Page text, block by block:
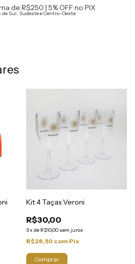
de R$250 | 5% OFF no PIX
de Sul, Sudeste e Centro-Oeste
Kit 4 Taças Veroni
R$30,00
3x de R$10,00 sem juros
R$28,50 com Pix